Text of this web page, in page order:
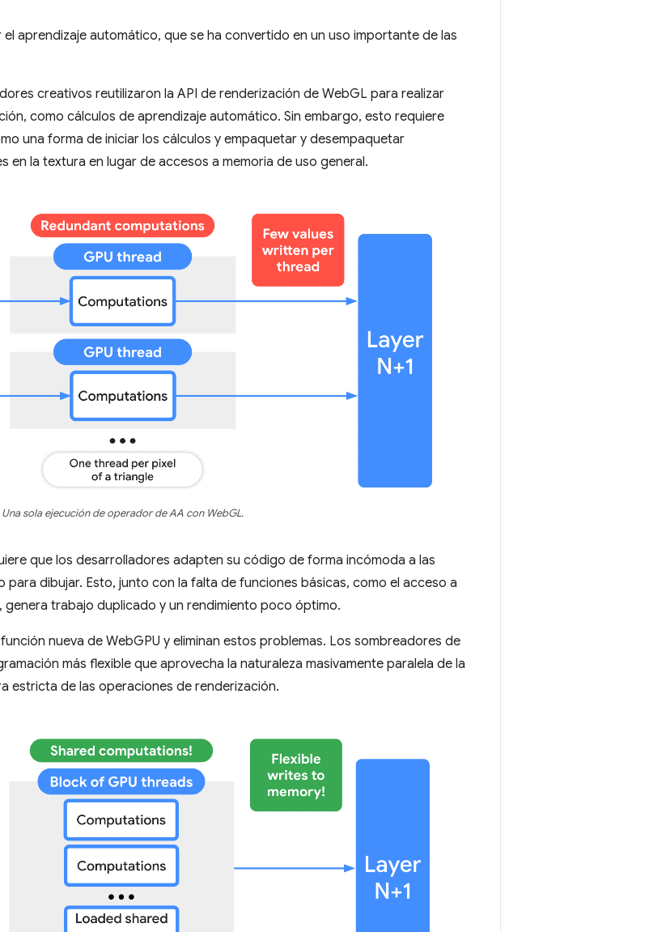
aprendizaje automático, que se ha convertido en un uso importante de las
creativos reutilizaron la API de renderización de WebGL para realizar
como cálculos de aprendizaje automático. Sin embargo, esto requiere
una forma de iniciar los cálculos y empaquetar y desempaquetar
en la textura en lugar de accesos a memoria de uso general.
Una sola ejecución de operador de AA con WebGL.
que los desarrolladores adapten su código de forma incómoda a las
para dibujar. Esto, junto con la falta de funciones básicas, como el acceso a
trabajo duplicado y un rendimiento poco óptimo.
nueva de WebGPU y eliminan estos problemas. Los sombreadores de
más flexible que aprovecha la naturaleza masivamente paralela de la
estricta de las operaciones de renderización.